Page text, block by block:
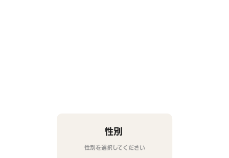
性別
性別を選択してください